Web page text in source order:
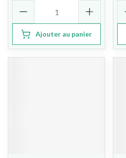
Ajouter au panier